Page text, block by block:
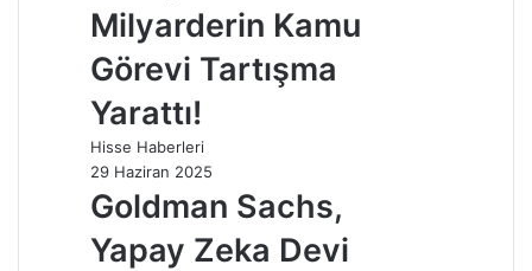
Milyarderin Kamu
Görevi Tartışma
Yarattı!
Hisse Haberleri
29 Haziran 2025
Goldman Sachs,
Yapay Zeka Devi